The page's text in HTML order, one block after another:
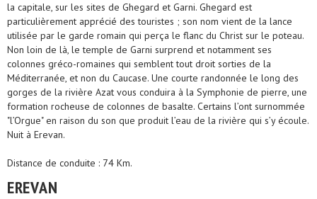
la capitale, sur les sites de Ghegard et Garni. Ghegard est
particulièrement apprécié des touristes ; son nom vient de la lance
utilisée par le garde romain qui perça le flanc du Christ sur le poteau.
Non loin de là, le temple de Garni surprend et notamment ses
colonnes gréco-romaines qui semblent tout droit sorties de la
Méditerranée, et non du Caucase. Une courte randonnée le long des
gorges de la rivière Azat vous conduira à la Symphonie de pierre, une
formation rocheuse de colonnes de basalte. Certains l’ont surnommée
"l’Orgue" en raison du son que produit l’eau de la rivière qui s’y écoule.
Nuit à Erevan.
Distance de conduite : 74 Km.
EREVAN